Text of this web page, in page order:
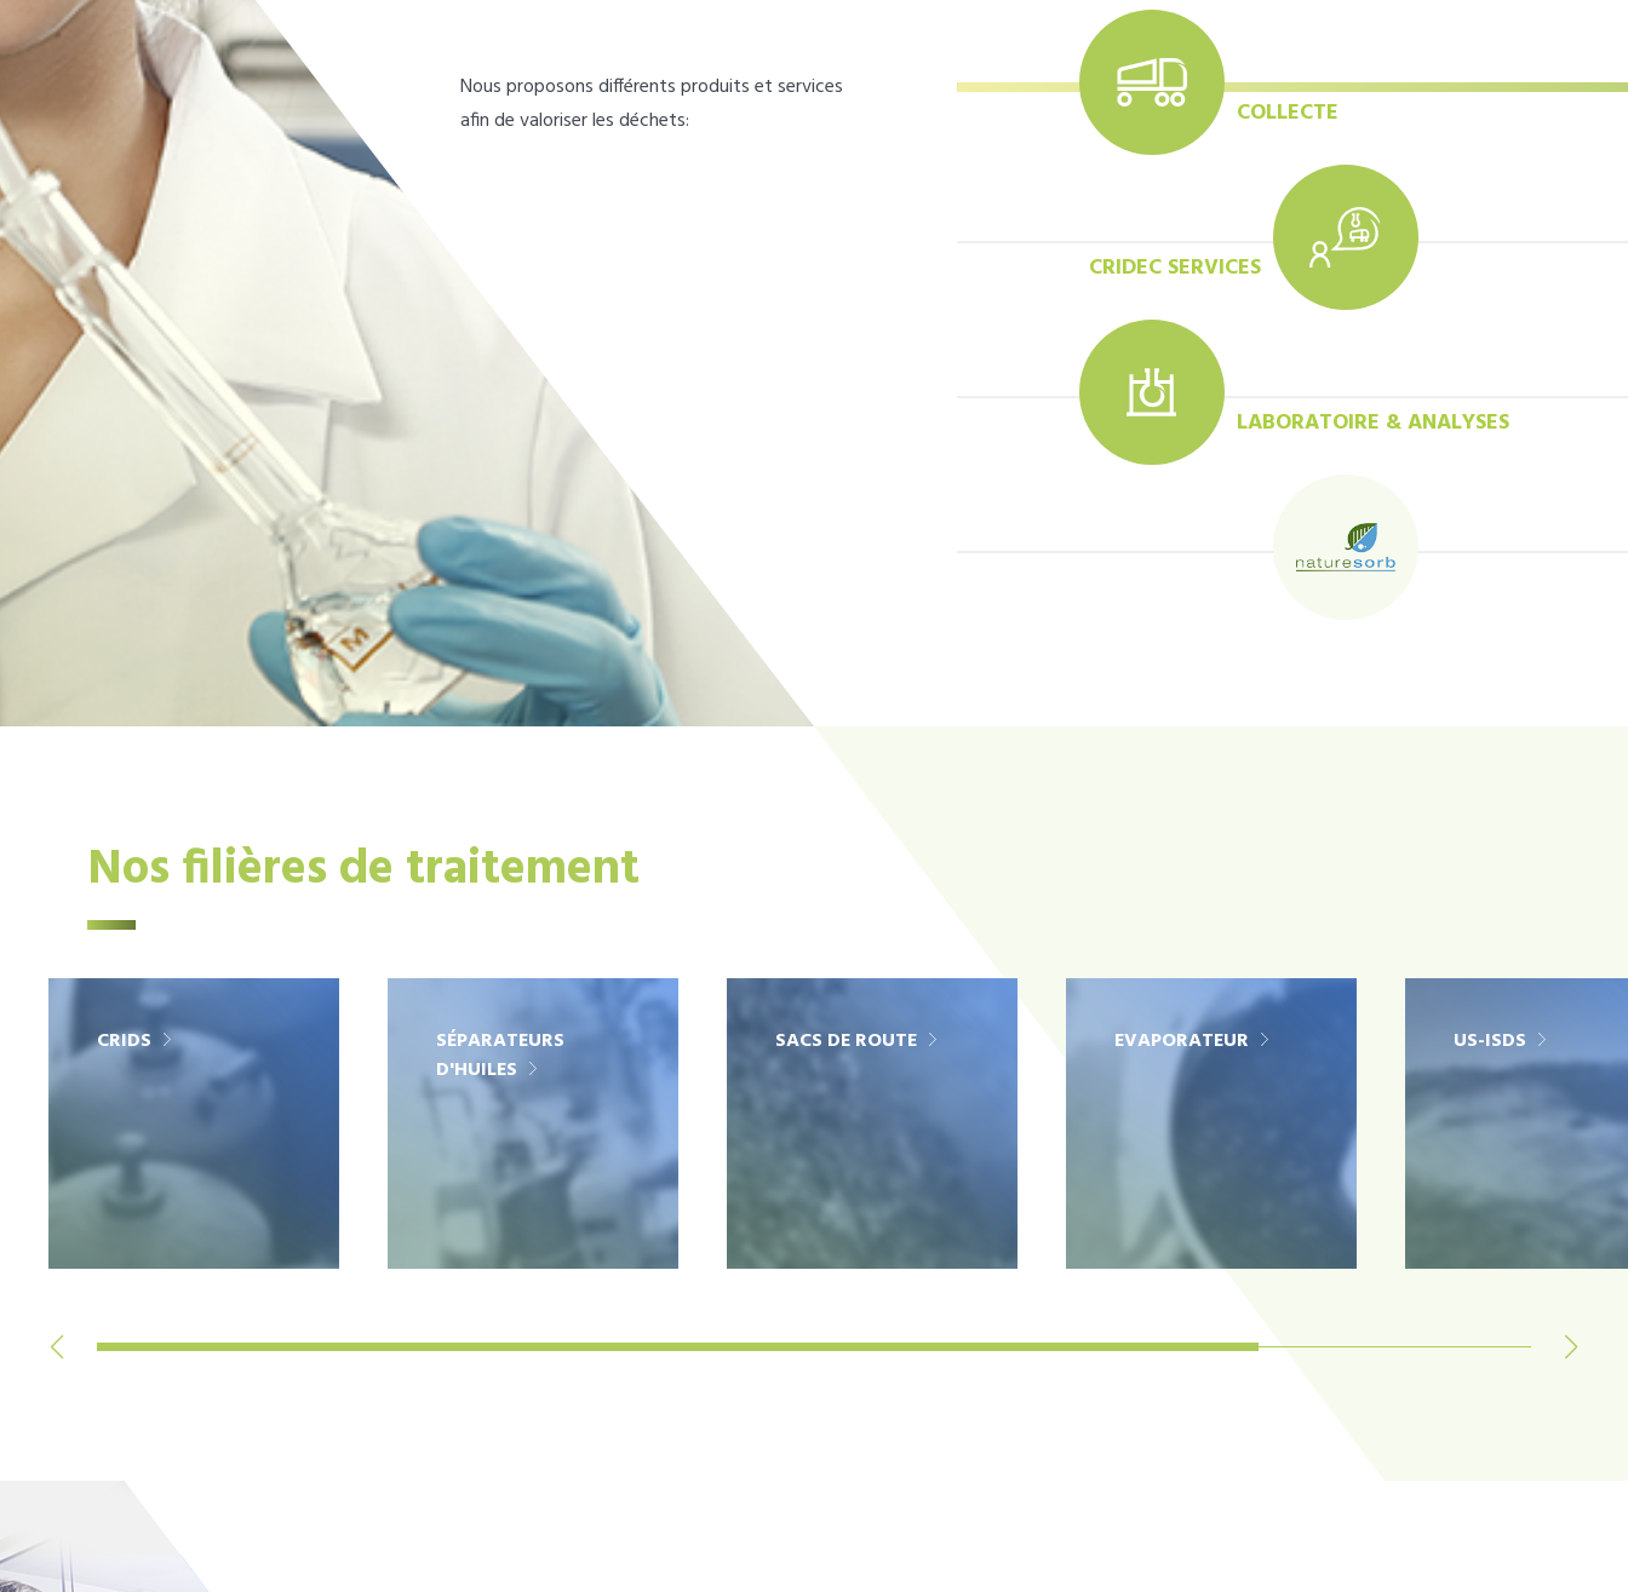
Nous proposons différents produits et services
afin de valoriser les déchets:
COLLECTE
CRIDEC SERVICES
LABORATOIRE & ANALYSES
Nos filières de traitement
CRIDS
SÉPARATEURS
D'HUILES
SACS DE ROUTE EVAPORATEUR US-ISDS